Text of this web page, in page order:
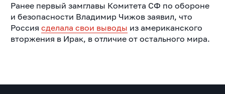
Ранее первый замглавы Комитета СФ по обороне
и безопасности Владимир Чижов заявил, что
Россия сделала свои выводы из американского
вторжения в Ирак, в отличие от остального мира.